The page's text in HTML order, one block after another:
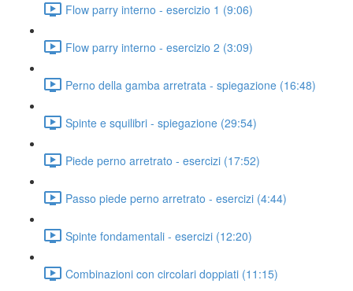
Flow parry interno - esercizio 1 (9:06)
Flow parry interno - esercizio 2 (3:09)
Perno della gamba arretrata - spiegazione (16:48)
Spinte e squilibri - spiegazione (29:54)
Piede perno arretrato - esercizi (17:52)
Passo piede perno arretrato - esercizi (4:44)
Spinte fondamentali - esercizi (12:20)
Combinazioni con circolari doppiati (11:15)